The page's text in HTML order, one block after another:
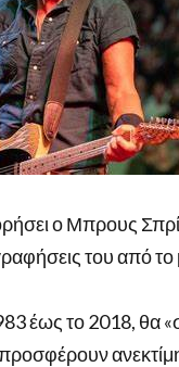
ο Μπρους
του από το
έως το 2018, θα